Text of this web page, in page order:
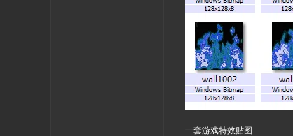
一套游戏特效贴图